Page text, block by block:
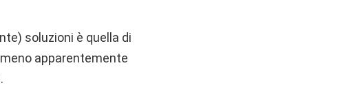
soluzioni è quella di
apparentemente